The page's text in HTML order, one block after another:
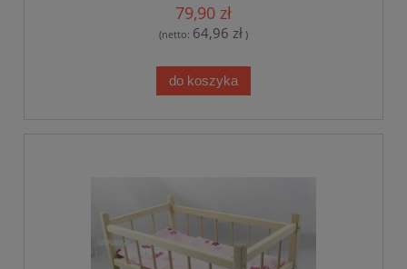
79,90 zł
(netto: 64,96 zł )
do koszyka